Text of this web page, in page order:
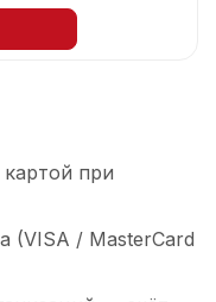
при
(VISA / MasterCard